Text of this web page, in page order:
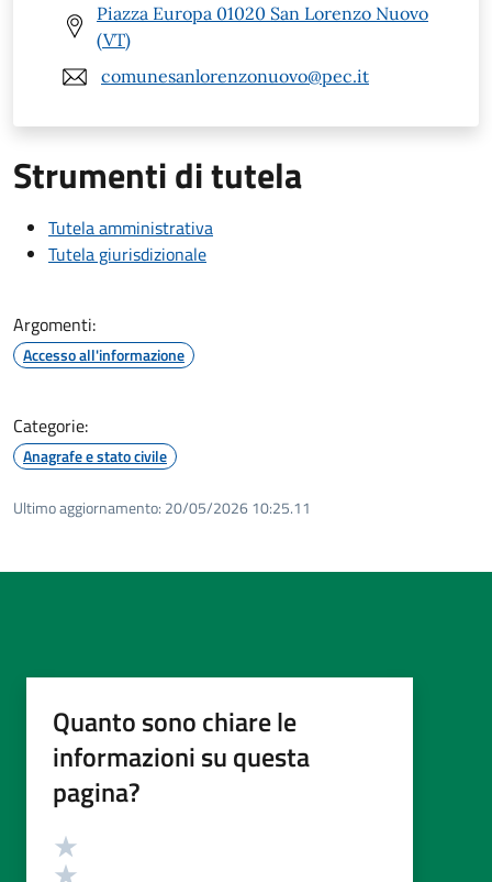
Piazza Europa 01020 San Lorenzo Nuovo
(VT)
comunesanlorenzonuovo@pec.it
Strumenti di tutela
Tutela amministrativa
Tutela giurisdizionale
Argomenti:
Accesso all'informazione
Categorie:
Anagrafe e stato civile
Ultimo aggiornamento: 20/05/2026 10:25.11
Quanto sono chiare le
informazioni su questa
pagina?
Valutazione